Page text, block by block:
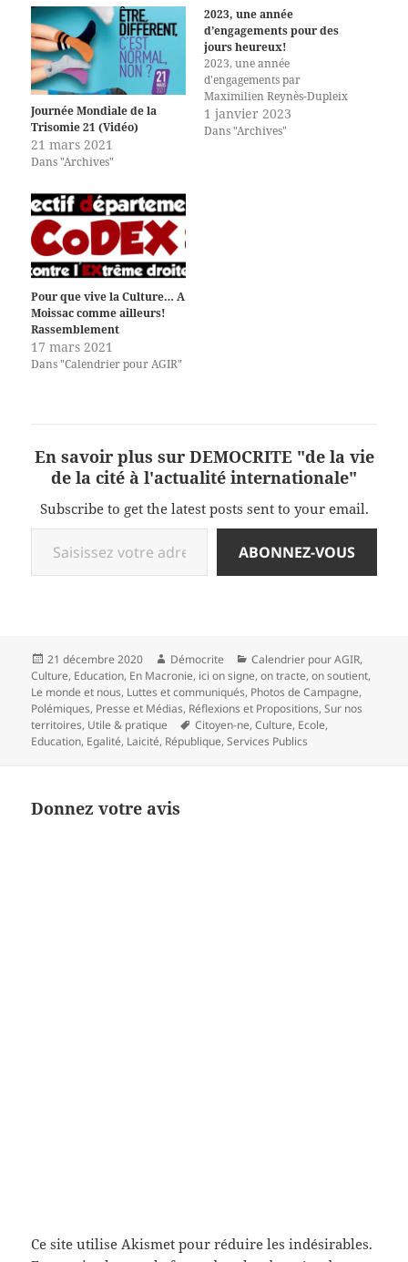
Journée Mondiale de la
Trisomie 21 (Vidéo)
21 mars 2021
Dans "Archives"
2023, une année
d’engagements pour des
jours heureux!
2023, une année
d'engagements par
Maximilien Reynès-Dupleix
1 janvier 2023
Dans "Archives"
Pour que vive la Culture… A
Moissac comme ailleurs!
Rassemblement
17 mars 2021
Dans "Calendrier pour AGIR"
En savoir plus sur DEMOCRITE "de la vie
de la cité à l'actualité internationale"
Subscribe to get the latest posts sent to your email.
Saisissez votre adresse e-mail…
ABONNEZ-VOUS
Publié
le
21 décembre 2020 Auteur
Démocrite Catégories
Calendrier pour AGIR,
Culture, Education, En Macronie, ici on signe, on tracte, on soutient,
Le monde et nous, Luttes et communiqués, Photos de Campagne,
Polémiques, Presse et Médias, Réflexions et Propositions,Sur nos
territoires, Utile & pratique
Mots-
clés
Citoyen-ne,Culture, Ecole,
Education, Egalité, Laicité, République,Services Publics
Donnez votre avis
Ce site utilise Akismet pour réduire les indésirables.